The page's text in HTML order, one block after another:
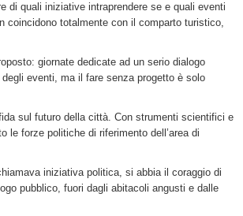
di quali iniziative intraprendere se e quali eventi
coincidono totalmente con il comparto turistico,
giornate dedicate ad un serio dialogo
eventi, ma il fare senza progetto è solo
sul futuro della città. Con strumenti scientifici e
le forze politiche di riferimento dell’area di
iniziativa politica, si abbia il coraggio di
pubblico, fuori dagli abitacoli angusti e dalle